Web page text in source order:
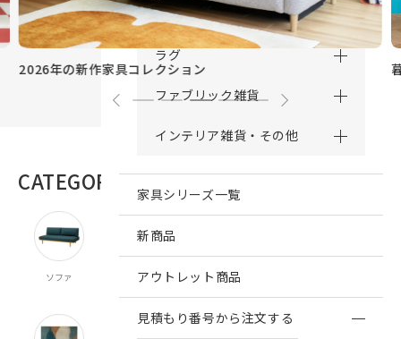
カーテン
ラグ
ファブリック雑貨
インテリア雑貨・その他
家具シリーズ一覧
新商品
アウトレット商品
見積もり番号から注文する
2026年の新作家具コレクション 暮
CATEGORY 商品カテゴリー
ソファ
チェア・ベンチ
テーブル